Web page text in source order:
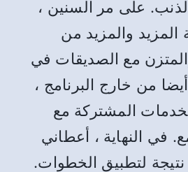
على مر السنين ،
والمزيد من
مع الصديقات في
أيضا من خارج البرنامج ،
المشتركة مع
في النهاية ، أعطاني
نتيجة لتطبيق الخطوات.